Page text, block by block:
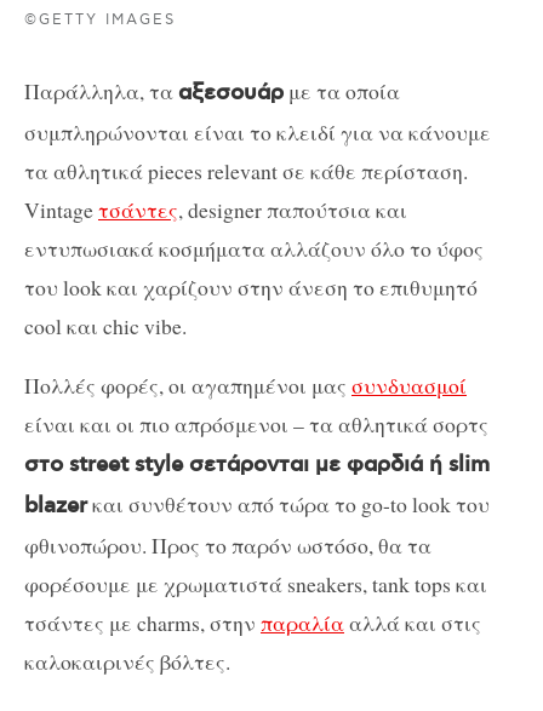
©GETTY IMAGES
Παράλληλα, τααξεσουάρ με τα οποία
συμπληρώνονται είναι το κλειδί για να κάνουμε
τα αθλητικά pieces relevant σε κάθε περίσταση.
Vintageτσάντες, designer παπούτσια και
εντυπωσιακά κοσμήματα αλλάζουν όλο το ύφος
του look και χαρίζουν στην άνεση το επιθυμητό
cool και chic vibe.
Πολλές φορές, οι αγαπημένοι μας συνδυασμοί
είναι και οι πιο απρόσμενοι – τα αθλητικά σορτς
στο street style σετάρονται με φαρδιά ή slim
blazerκαι συνθέτουν από τώρα το go-to look του
φθινοπώρου. Προς το παρόν ωστόσο, θα τα
φορέσουμε με χρωματιστά sneakers, tank tops και
τσάντες με charms, στην παραλίααλλά και στις
καλοκαιρινές βόλτες.